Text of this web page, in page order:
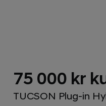
75 000 kr
TUCSON Plug-in